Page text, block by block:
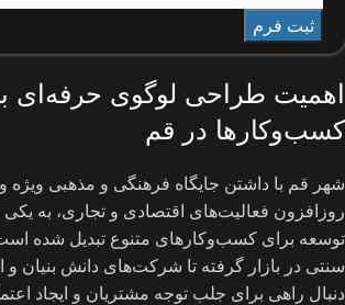
اهمیت طراحی لوگوی حرفه‌ای
کسب‌وکارها در قم
شهر قم با داشتن جایگاه فرهنگی و مذهبی
روزافزون فعالیت‌های اقتصادی و تجاری، به
توسعه برای کسب‌وکارهای متنوع تبدیل شده
سنتی در بازار گرفته تا شرکت‌های دانش ‌بنیان و
دنبال راهی برای جلب توجه مشتریان و ایجاد